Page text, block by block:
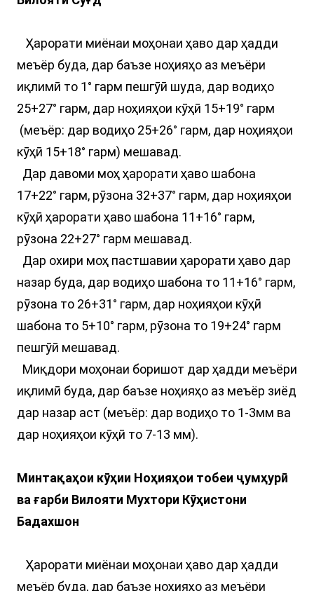
Ҳарорати миёнаи моҳонаи ҳаво дар ҳадди
меъёр буда, дар баъзе ноҳияҳо аз меъёри
иқлимӣ то 1° гарм пешгӯӣ шуда, дар водиҳо
25+27° гарм, дар ноҳияҳои кӯҳӣ 15+19° гарм
(меъёр: дар водиҳо 25+26° гарм, дар ноҳияҳои
кӯҳӣ 15+18° гарм) мешавад.
Дар давоми моҳ ҳарорати ҳаво шабона
17+22° гарм, рӯзона 32+37° гарм, дар ноҳияҳои
кӯҳӣ ҳарорати ҳаво шабона 11+16° гарм,
рӯзона 22+27° гарм мешавад.
Дар охири моҳ пастшавии ҳарорати ҳаво дар
назар буда, дар водиҳо шабона то 11+16° гарм,
рӯзона то 26+31° гарм, дар ноҳияҳои кӯҳӣ
шабона то 5+10° гарм, рӯзона то 19+24° гарм
пешгӯӣ мешавад.
Миқдори моҳонаи боришот дар ҳадди меъёри
иқлимӣ буда, дар баъзе ноҳияҳо аз меъёр зиёд
дар назар аст (меъёр: дар водиҳо то 1-3мм ва
дар ноҳияҳои кӯҳӣ то 7-13 мм).
Минтақаҳои кӯҳии Ноҳияҳои тобеи ҷумҳурӣ
ва ғарби Вилояти Мухтори Кӯҳистони
Бадахшон
Ҳарорати миёнаи моҳонаи ҳаво дар ҳадди
меъёр буда, дар баъзе ноҳияҳо аз меъёри